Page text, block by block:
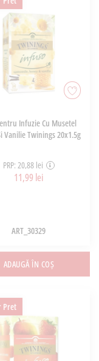
Infuzie Cu Musetel
Vanilie Twinings 20x1.5g
PRP: 20,88 lei
11,99 lei
ART_30329
ADAUGĂ ÎN COȘ
Pret